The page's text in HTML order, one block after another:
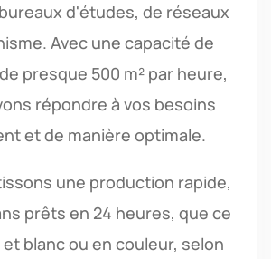
d'études, de réseaux
Avec une capacité de
presque 500 m² par heure,
répondre à vos besoins
et de manière optimale.
une production rapide,
prêts en 24 heures, que ce
blanc ou en couleur, selon